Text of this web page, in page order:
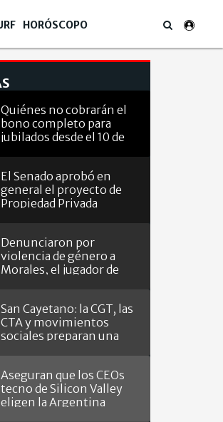
HORÓSCOPO
Quiénes no cobrarán el
bono completo para
jubilados desde el 10 de
El Senado aprobó en
general el proyecto de
Propiedad Privada
Denunciaron por
violencia de género a
Morales, el jugador de
San Cayetano: la CGT, las
CTA y movimientos
sociales preparan una
Aseguran que los CEOs
tecno de Silicon Valley
eligen la Argentina